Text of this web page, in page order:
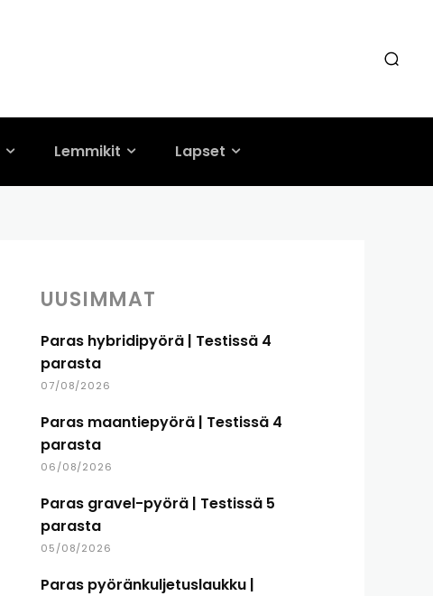
Lemmikit Lapset
UUSIMMAT
Paras hybridipyörä | Testissä 4
parasta
07/08/2026
Paras maantiepyörä | Testissä 4
parasta
06/08/2026
Paras gravel-pyörä | Testissä 5
parasta
05/08/2026
Paras pyöränkuljetuslaukku |